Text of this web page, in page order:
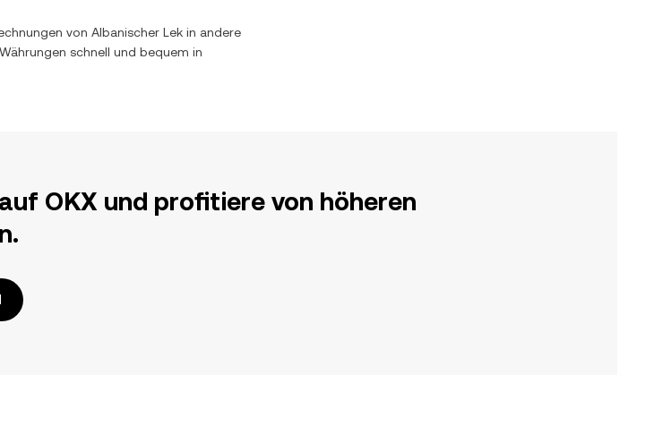
von Albanischer Lek in andere
schnell und bequem in
OKX und profitiere von höheren